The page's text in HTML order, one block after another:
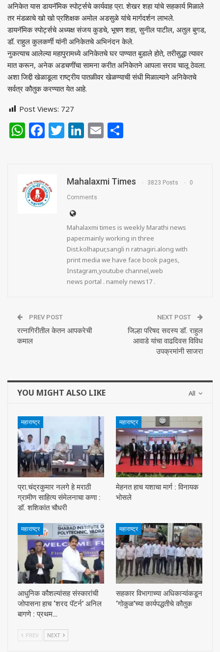
अनिकेत यास डायनॅमिक स्पोर्ट्सचे कार्यवाह प्रा. शेखर शहा यांचे सहकार्य मिळाले
तर मंडळाचे खो खो प्रशिक्षक अमोल अडसुळे यांचे मार्गदर्शन लाभले.
डायनॅमिक स्पोर्ट्सचे अध्यक्ष संजय कुडचे, भूषण शहा, सुनील पाटील, अतुल बुगड,
डॉ. राहुल कुलकर्णी यांनी अनिकेतचे अभिनंदन केले.
नुकत्याच आलेल्या महापुरामध्ये अनिकेतचे घर पाण्यात बुडाले होते, तरीसुद्धा त्यावर
मात करून, अनेक अडचणींचा सामना करीत अनिकेतने आपला सराव चालू ठेवला.
अशा जिद्दी खेळाडूला राष्ट्रीय पातळीवर खेळण्याची संधी मिळाल्याने अनिकेतचे
सर्वत्र कौतुक करण्यात येत आहे.
Post Views: 727
WhatsApp
Facebook
Twitter
LinkedIn
Email
Mahalaxmi Times 3823 Posts 0
Comments
Mahalaxmi times is weekly Marathi news
paper.mainly working in three
Dist.kolhapur,sangli n ratnagiri.along with
print media we have face book pages,
Instagram,youtube channel,web
news portal . namely news17 .
PREV POST
रत्नागिरीतील केतन आपकरेची
कमाल
NEXT POST
जिल्हा परिषद सदस्य डॉ. राहुल
आवाडे यांचा वाढदिवस विविध
उपक्रमांनी साजरा
All
YOU MIGHT ALSO LIKE
महाराष्ट्र
प्रा.चंद्रकुमार नलगे हे मराठी
ग्रामीण साहित्य संमेलनाचा कणा :
डॉ. शशिकांत चौधरी
महाराष्ट्र
मेहनत हाच यशाचा मार्ग : विनायक
भोसले
महाराष्ट्र
आधुनिक कौशल्यांसह संस्कारांची
जोपासना हाच ‘शरद पॅटर्न’ अनिल
बागणे : प्रथम…
महाराष्ट्र
सहकार विभागाच्या अधिकाऱ्यांकडून
‘गोकुळ’च्या कार्यपद्धतीचे कौतुक
PREV NEXT